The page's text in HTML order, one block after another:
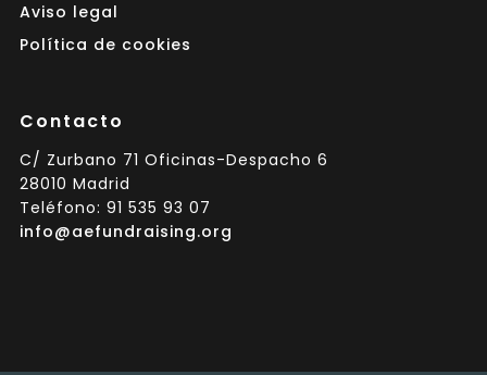
Aviso legal
Política de cookies
Contacto
C/ Zurbano 71 Oficinas-Despacho 6
28010 Madrid
Teléfono: 91 535 93 07
info@aefundraising.org